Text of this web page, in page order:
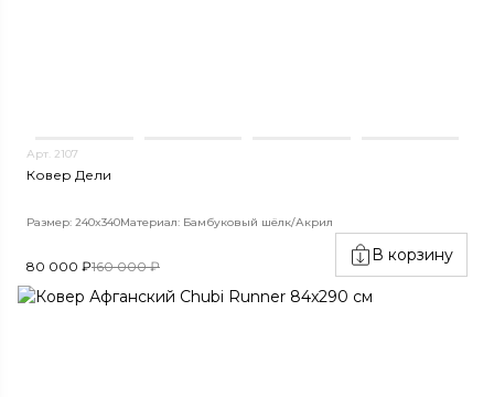
Арт. 2107
Ковер Дели
Размер: 240x340Материал: Бамбуковый шёлк/Акрил
80 000 ₽160 000 ₽
В корзину